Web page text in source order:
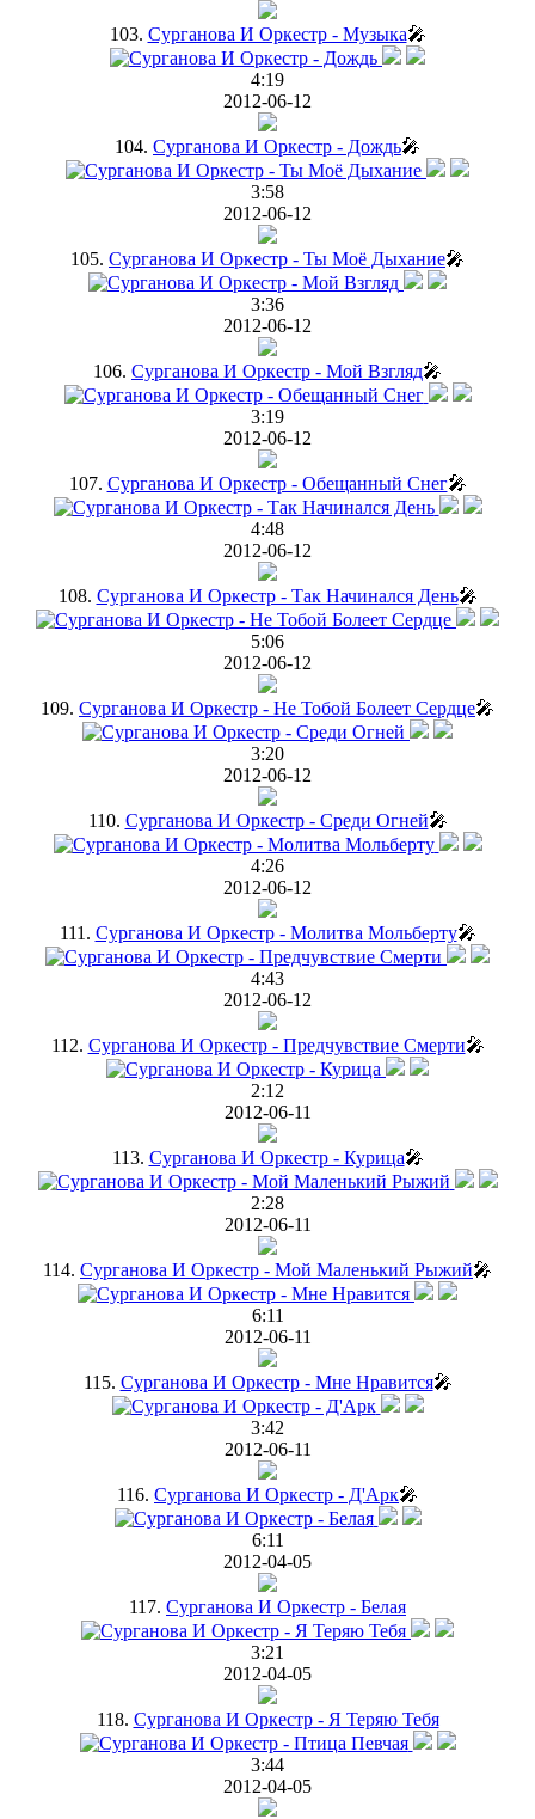
103. Сурганова И Оркестр - Музыка🎤
4:19
2012-06-12
104. Сурганова И Оркестр - Дождь🎤
3:58
2012-06-12
105. Сурганова И Оркестр - Ты Моё Дыхание🎤
3:36
2012-06-12
106. Сурганова И Оркестр - Мой Взгляд🎤
3:19
2012-06-12
107. Сурганова И Оркестр - Обещанный Снег🎤
4:48
2012-06-12
108. Сурганова И Оркестр - Так Начинался День🎤
5:06
2012-06-12
109. Сурганова И Оркестр - Не Тобой Болеет Сердце🎤
3:20
2012-06-12
110. Сурганова И Оркестр - Среди Огней🎤
4:26
2012-06-12
111. Сурганова И Оркестр - Молитва Мольберту🎤
4:43
2012-06-12
112. Сурганова И Оркестр - Предчувствие Смерти🎤
2:12
2012-06-11
113. Сурганова И Оркестр - Курица🎤
2:28
2012-06-11
114. Сурганова И Оркестр - Мой Маленький Рыжий🎤
6:11
2012-06-11
115. Сурганова И Оркестр - Мне Нравится🎤
3:42
2012-06-11
116. Сурганова И Оркестр - Д'Арк🎤
6:11
2012-04-05
117. Сурганова И Оркестр - Белая
3:21
2012-04-05
118. Сурганова И Оркестр - Я Теряю Тебя
3:44
2012-04-05